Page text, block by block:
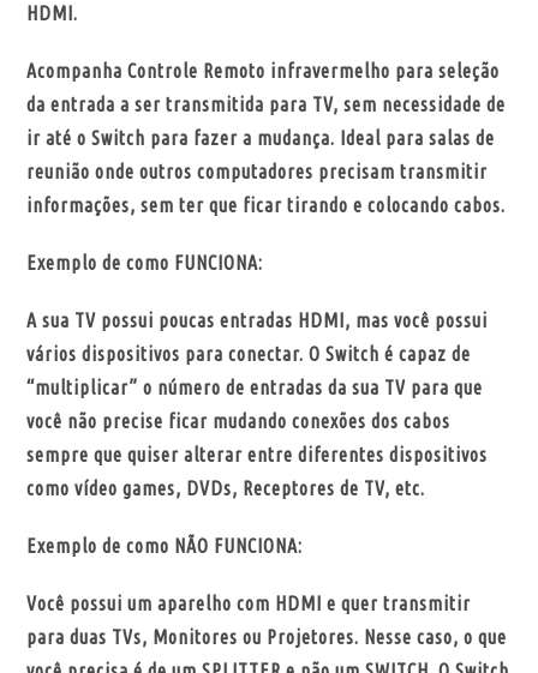
HDMI.
Acompanha Controle Remoto infravermelho para seleção
da entrada a ser transmitida para TV, sem necessidade de
ir até o Switch para fazer a mudança. Ideal para salas de
reunião onde outros computadores precisam transmitir
informações, sem ter que ficar tirando e colocando cabos.
Exemplo de como FUNCIONA:
A sua TV possui poucas entradas HDMI, mas você possui
vários dispositivos para conectar. O Switch é capaz de
“multiplicar” o número de entradas da sua TV para que
você não precise ficar mudando conexões dos cabos
sempre que quiser alterar entre diferentes dispositivos
como vídeo games, DVDs, Receptores de TV, etc.
Exemplo de como NÃO FUNCIONA:
Você possui um aparelho com HDMI e quer transmitir
para duas TVs, Monitores ou Projetores. Nesse caso, o que